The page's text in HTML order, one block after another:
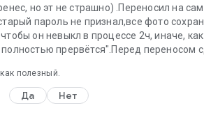
но эт не страшно) .Переносил на
пароль не признал,все фото
он невыкл в процессе 2ч, иначе,
прервётся".Перед переносом
полезный.
Да Нет